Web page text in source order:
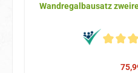
Wandregalbausatz